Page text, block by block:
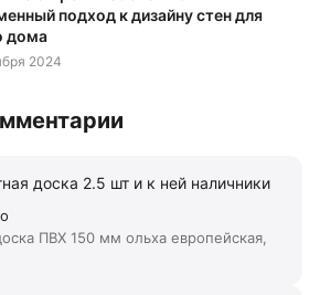
подход к дизайну стен для
дома
2024
доска 2.5 шт и к ней наличники
ПВХ 150 мм ольха европейская,